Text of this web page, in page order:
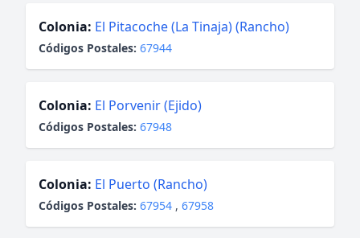
Colonia: El Pitacoche (La Tinaja) (Rancho)
Códigos Postales: 67944
Colonia: El Porvenir (Ejido)
Códigos Postales: 67948
Colonia: El Puerto (Rancho)
Códigos Postales: 67954 , 67958